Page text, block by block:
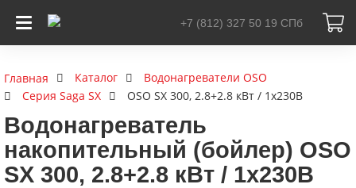
+7 (812) 327 50 19 СПб
Главная Каталог
Водонагреватели OSO
Серия Saga SX
OSO SX 300, 2.8+2.8 кВт / 1x230В
Водонагреватель
накопительный (бойлер) OSO
SX 300, 2.8+2.8 кВт / 1x230В